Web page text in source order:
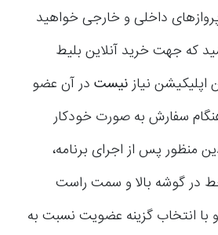
داخلی و خارجی خواهید
که جهت خرید آنلاین بلیط
اپلیکیشن نیازنیست در آن عضو
سفارش به صورت خودکار
منظور پس از اجرای برنامه،
در گوشه بالا و سمت راست
انتخاب گزینه عضویت نسبت به